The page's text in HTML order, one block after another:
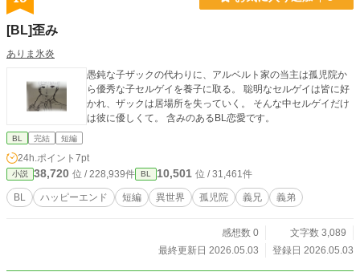
[BL]歪み
ありま氷炎
愚鈍な子ザックの代わりに、アルベルト家の当主は孤児院か
ら優秀な子セルゲイを養子に取る。 聡明なセルゲイは皆に好
かれ、ザックは居場所を失っていく。 そんな中セルゲイだけ
は彼に優しくて。 含みのあるBL恋愛です。
BL 完結 短編
24h.ポイント 7pt
小説 38,720 位 / 228,939件 BL 10,501 位 / 31,461件
BL ハッピーエンド 短編 異世界 孤児院 義兄 義弟
感想数 0
文字数 3,089
最終更新日 2026.05.03
登録日 2026.05.03